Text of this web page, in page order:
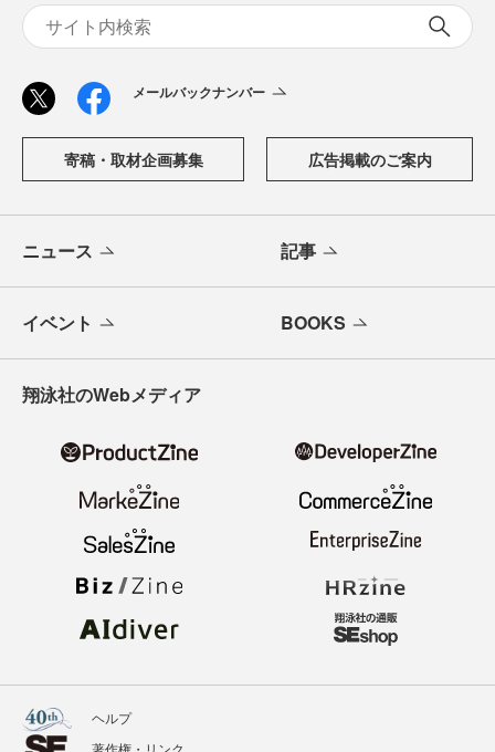
メールバックナンバー
寄稿・取材企画募集 広告掲載のご案内
ニュース 記事
イベント BOOKS
翔泳社のWebメディア
ヘルプ
著作権・リンク